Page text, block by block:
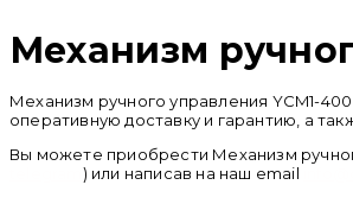
Механизм
Механизм ручного управления YCM1-
оперативную доставку и гарантию, а
Вы можете приобрести Механизм
) или написав на наш email